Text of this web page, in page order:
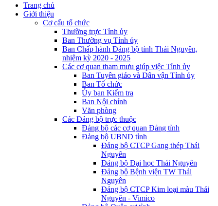
Trang chủ
Giới thiệu
Cơ cấu tổ chức
Thường trực Tỉnh ủy
Ban Thường vụ Tỉnh ủy
Ban Chấp hành Đảng bộ tỉnh Thái Nguyên,
nhiệm kỳ 2020 - 2025
Các cơ quan tham mưu giúp việc Tỉnh ủy
Ban Tuyên giáo và Dân vận Tỉnh ủy
Ban Tổ chức
Ủy ban Kiểm tra
Ban Nội chính
Văn phòng
Các Đảng bộ trực thuộc
Đảng bộ các cơ quan Đảng tỉnh
Đảng bộ UBND tỉnh
Đảng bộ CTCP Gang thép Thái
Nguyên
Đảng bộ Đại học Thái Nguyên
Đảng bộ Bệnh viện TW Thái
Nguyên
Đảng bộ CTCP Kim loại màu Thái
Nguyên - Vimico